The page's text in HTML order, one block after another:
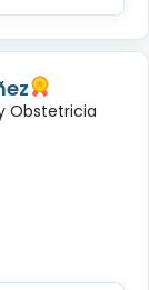
Obstetricia